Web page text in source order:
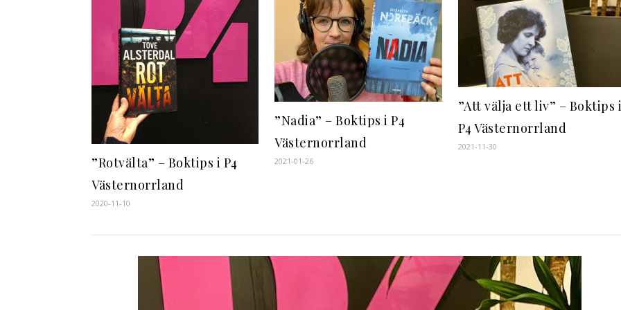
”Rotvälta” – Boktips i P4
Västernorrland
2020-11-10
”Nadia” – Boktips i P4
Västernorrland
2021-01-26
”Att välja ett liv” – Boktips
P4 Västernorrland
2021-11-30